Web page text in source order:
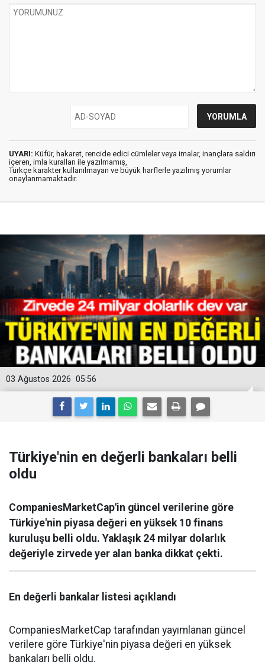
UYARI: Küfür, hakaret, rencide edici cümleler veya imalar, inançlara saldırı
içeren, imla kuralları ile yazılmamış,
Türkçe karakter kullanılmayan ve büyük harflerle yazılmış yorumlar
onaylanmamaktadır.
05:56
03 Ağustos 2026
Türkiye'nin en değerli bankaları belli
oldu
CompaniesMarketCap'in güncel verilerine göre
Türkiye'nin piyasa değeri en yüksek 10 finans
kuruluşu belli oldu. Yaklaşık 24 milyar dolarlık
değeriyle zirvede yer alan banka dikkat çekti.
En değerli bankalar listesi açıklandı
CompaniesMarketCap tarafından yayımlanan güncel
verilere göre Türkiye'nin piyasa değeri en yüksek
bankaları belli oldu.